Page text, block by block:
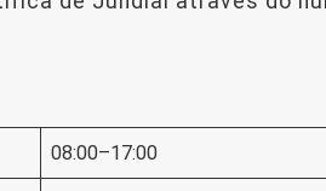
08:00–17:00